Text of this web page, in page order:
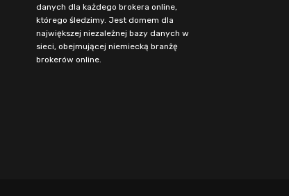
danych dla każdego brokera online,
którego śledzimy. Jest domem dla
największej niezależnej bazy danych w
sieci, obejmującej niemiecką branżę
brokerów online.